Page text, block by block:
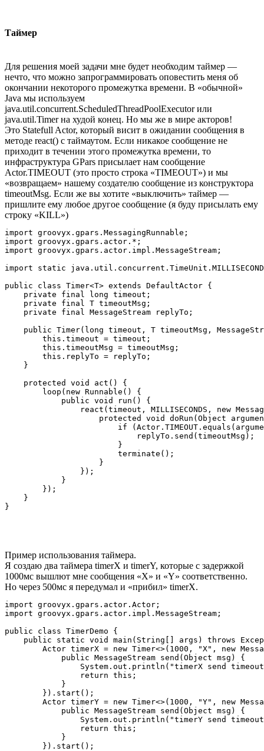
Таймер
Для решения моей задачи мне будет необходим таймер —
нечто, что можно запрограммировать оповестить меня об
окончании некоторого промежутка времени. В «обычной»
Java мы используем
java.util.concurrent.ScheduledThreadPoolExecutor или
java.util.Timer на худой конец. Но мы же в мире акторов!
Это Statefull Actor, который висит в ожидании сообщения в
методе react() с таймаутом. Если никакое сообщение не
приходит в течении этого промежутка времени, то
инфраструктура GPars присылает нам сообщение
Actor.TIMEOUT (это просто строка «TIMEOUT») и мы
«возвращаем» нашему создателю сообщение из конструктора
timeoutMsg. Если же вы хотите «выключить» таймер —
пришлите ему любое другое сообщение (я буду присылать ему
строку «KILL»)
import groovyx.gpars.MessagingRunnable;
import groovyx.gpars.actor.*;
import groovyx.gpars.actor.impl.MessageStream;
import static
public class Timer<T> extends DefaultActor {
    private final long timeout;
    private final T timeoutMsg;
    private final MessageStream replyTo;
public Timer(long timeout, T timeoutMsg,
        this.timeout = timeout;
        this.timeoutMsg = timeoutMsg;
        this.replyTo = replyTo;
    }
    protected void act() {
        loop(new Runnable() {
            public void run() {
react(timeout, MILLISECONDS, new
protected void doRun(Object
if
                            replyTo.send(timeoutMsg);
                        }
                        terminate();
                    }
                });
            }
        });
    }
Пример использования таймера.
Я создаю два таймера timerX и timerY, которые с задержкой
1000мс вышлют мне сообщения «X» и «Y» соответственно.
Но через 500мс я передумал и «прибил» timerX.
import groovyx.gpars.actor.Actor;
import groovyx.gpars.actor.impl.MessageStream;
public class TimerDemo {
public static void main(String[] args) throws
Actor timerX = new Timer<>(1000, "X", new
            public MessageStream send(Object msg) {
System.out.println("timerX send
                return this;
            }
        }).start();
Actor timerY = new Timer<>(1000, "Y", new
            public MessageStream send(Object msg) {
System.out.println("timerY send
                return this;
            }
        }).start();